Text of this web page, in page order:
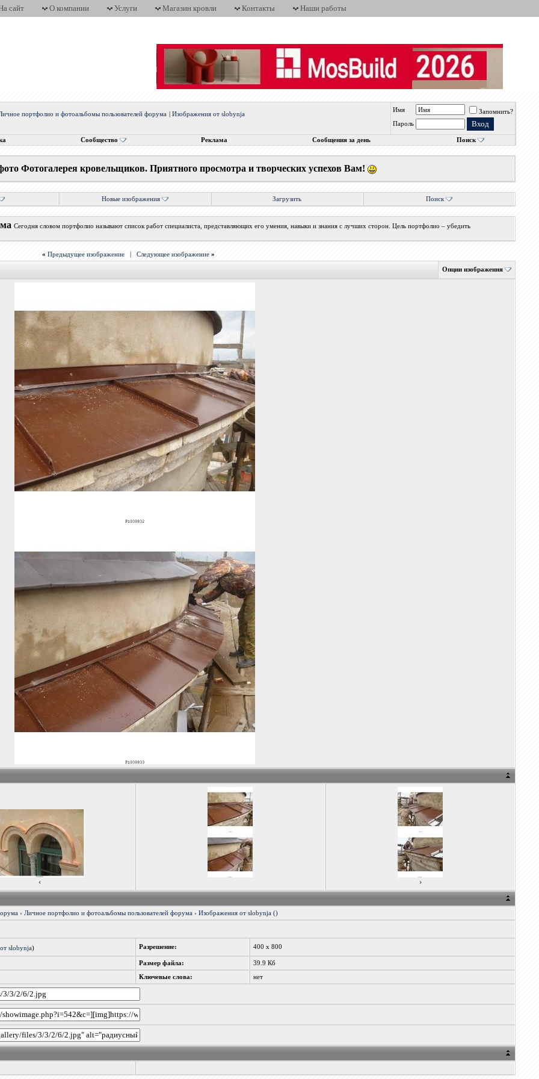
сайт О компании Услуги Магазин кровли Контакты Наши работы
портфолио и фотоальбомы пользователей форума |Изображения от slobynja
Имя
Запомнить?
Пароль
Сообщество Реклама Сообщения за день Поиск
Фотогалерея кровельщиков. Приятного просмотра и творческих успехов Вам!
Новые изображения Загрузить Поиск
Сегодня словом портфолио называют список работ специалиста, представляющих его умения, навыки и знания с лучших сторон. Цель портфолио – убедить
« Предыдущее изображение |Следующее изображение »
Опции изображения
‹ ›
›Личное портфолио и фотоальбомы пользователей форума ›Изображения от slobynja ()
slobynja) Разрешение: 400 x 800
Размер файла: 39.9 Кб
Ключевые слова: нет